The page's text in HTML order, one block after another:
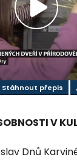
Stáhnout přepis
V
Dnů